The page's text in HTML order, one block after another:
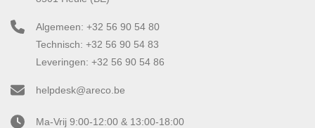
Algemeen: +32 56 90 54 80
Technisch: +32 56 90 54 83
Leveringen: +32 56 90 54 86
helpdesk@areco.be
Ma-Vrij 9:00-12:00 & 13:00-18:00